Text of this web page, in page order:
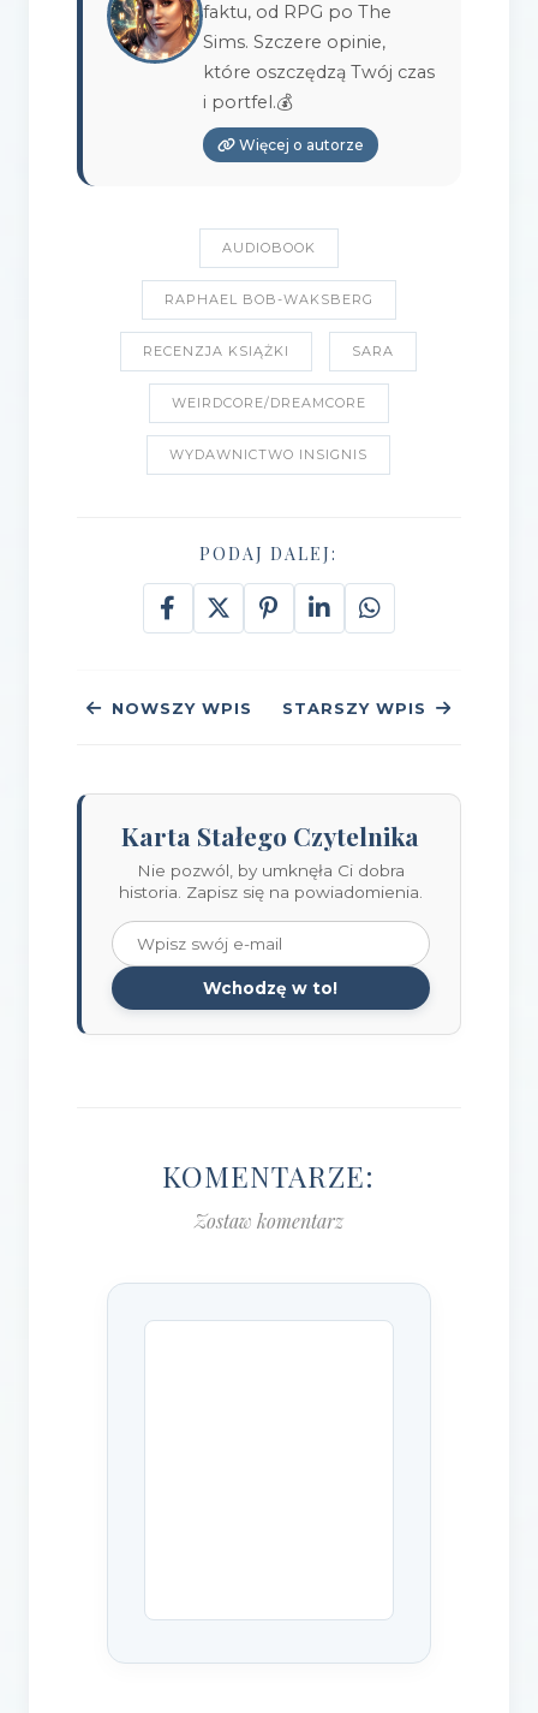
faktu, od RPG po The
Sims. Szczere opinie,
które oszczędzą Twój czas
i portfel.💰
Więcej o autorze
AUDIOBOOK
RAPHAEL BOB-WAKSBERG
RECENZJA KSIĄŻKI SARA
WEIRDCORE/DREAMCORE
WYDAWNICTWO INSIGNIS
PODAJ DALEJ:
NOWSZY WPIS STARSZY WPIS
Karta Stałego Czytelnika
Nie pozwól, by umknęła Ci dobra
historia. Zapisz się na powiadomienia.
Wchodzę w to!
KOMENTARZE:
Zostaw komentarz